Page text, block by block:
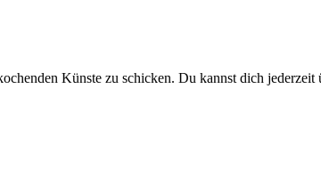
Künste zu schicken. Du kannst dich jederzeit